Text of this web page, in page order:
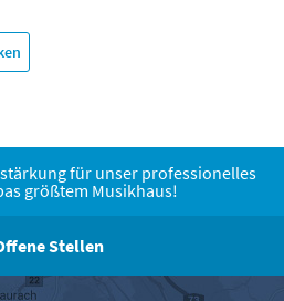
für unser professionelles
größtem Musikhaus!
Stellen